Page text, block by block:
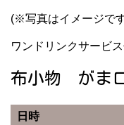
(※写真はイメージで
ワンドリンクサービス
布小物 がま
日時